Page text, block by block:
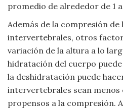
promedio de alrededor de 1
Además de la compresión de
intervertebrales, otros
variación de la altura a lo
hidratación del cuerpo
la deshidratación puede
intervertebrales sean menos
propensos a la compresión.